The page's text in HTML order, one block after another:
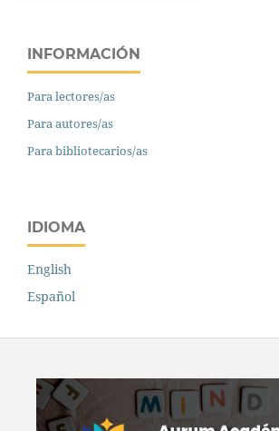
INFORMACIÓN
Para lectores/as
Para autores/as
Para bibliotecarios/as
IDIOMA
English
Español